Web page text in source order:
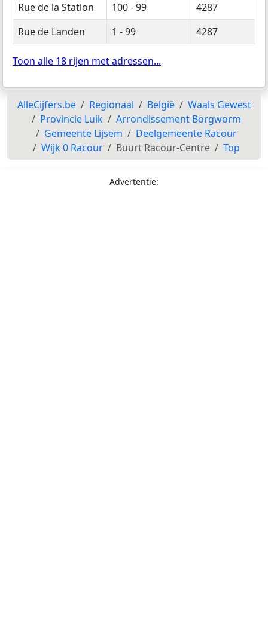
Rue de la Station
100 - 99
4287
Rue de Landen
1 - 99 4287
Toon alle 18 rijen met adressen...
AlleCijfers.be Regionaal België
Waals Gewest
Provincie Luik
Arrondissement Borgworm
Gemeente Lijsem
Deelgemeente Racour
Wijk 0 Racour
Buurt Racour-Centre Top
Advertentie: